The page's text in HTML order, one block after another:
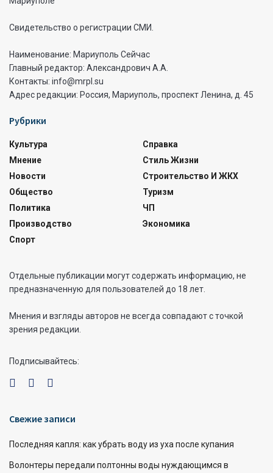
Свидетельство о регистрации СМИ.
Наименование: Мариуполь Сейчас
Главный редактор: Александрович А.А.
Контакты: info@mrpl.su
Адрес редакции: Россия, Мариуполь, проспект Ленина, д. 45
Рубрики
Культура
Мнение
Новости
Общество
Политика
Производство
Спорт
Справка
Стиль Жизни
Строительство И ЖКХ
Туризм
ЧП
Экономика
Отдельные публикации могут содержать информацию, не
предназначенную для пользователей до 18 лет.
Мнения и взгляды авторов не всегда совпадают с точкой
зрения редакции.
Подписывайтесь:
Свежие записи
Последняя капля: как убрать воду из уха после купания
Волонтеры передали полтонны воды нуждающимся в